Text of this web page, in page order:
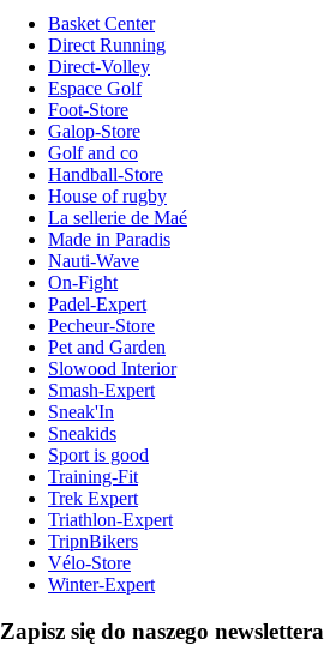
Basket Center
Direct Running
Direct-Volley
Espace Golf
Foot-Store
Galop-Store
Golf and co
Handball-Store
House of rugby
La sellerie de Maé
Made in Paradis
Nauti-Wave
On-Fight
Padel-Expert
Pecheur-Store
Pet and Garden
Slowood Interior
Smash-Expert
Sneak'In
Sneakids
Sport is good
Training-Fit
Trek Expert
Triathlon-Expert
TripnBikers
Vélo-Store
Winter-Expert
Zapisz się do naszego newslettera